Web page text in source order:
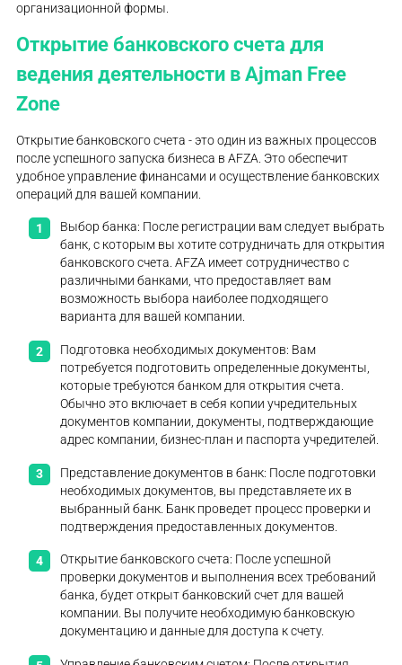
организационной формы.
Открытие банковского счета для
ведения деятельности в Ajman Free
Zone
Открытие банковского счета - это один из важных процессов
после успешного запуска бизнеса в AFZA. Это обеспечит
удобное управление финансами и осуществление банковских
операций для вашей компании.
Выбор банка: После регистрации вам следует выбрать
банк, с которым вы хотите сотрудничать для открытия
банковского счета. AFZA имеет сотрудничество с
различными банками, что предоставляет вам
возможность выбора наиболее подходящего
варианта для вашей компании.
Подготовка необходимых документов: Вам
потребуется подготовить определенные документы,
которые требуются банком для открытия счета.
Обычно это включает в себя копии учредительных
документов компании, документы, подтверждающие
адрес компании, бизнес-план и паспорта учредителей.
Представление документов в банк: После подготовки
необходимых документов, вы представляете их в
выбранный банк. Банк проведет процесс проверки и
подтверждения предоставленных документов.
Открытие банковского счета: После успешной
проверки документов и выполнения всех требований
банка, будет открыт банковский счет для вашей
компании. Вы получите необходимую банковскую
документацию и данные для доступа к счету.